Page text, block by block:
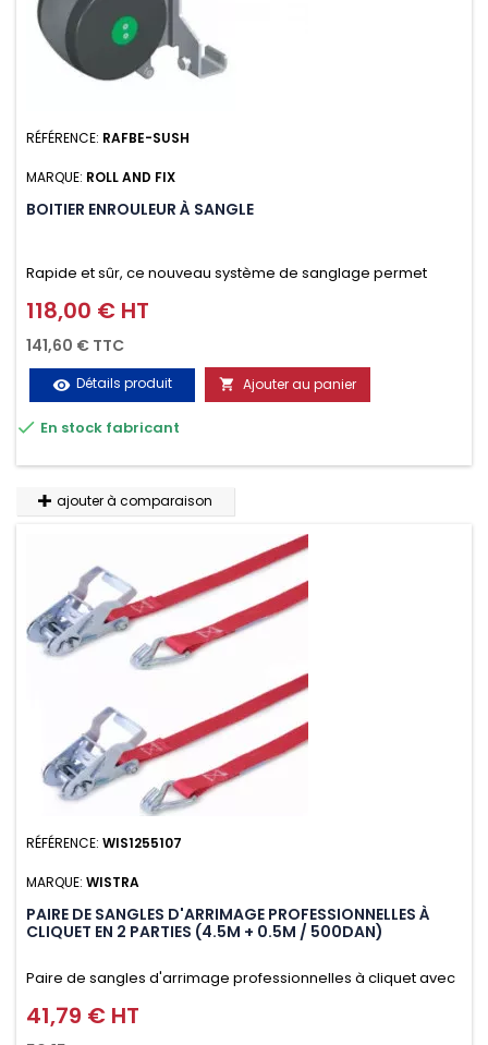
RÉFÉRENCE: RAFBE-SUSH
MARQUE: ROLL AND FIX
BOITIER ENROULEUR À SANGLE
Rapide et sûr, ce nouveau système de sanglage permet
d’arrimer le chargement sur la galerie en moins d’une
minute.
Prix
118,00 € HT
141,60 € TTC
visibility Détails produit  Ajouter au panier
 En stock fabricant
ajouter à comparaison
RÉFÉRENCE: WIS1255107
MARQUE: WISTRA
PAIRE DE SANGLES D'ARRIMAGE PROFESSIONNELLES À
CLIQUET EN 2 PARTIES (4.5M + 0.5M / 500DAN)
Paire de sangles d'arrimage professionnelles à cliquet avec
crochet en 2 parties (4.5M + 0.5M / 500daN), simple et rapide
Prix
41,79 € HT